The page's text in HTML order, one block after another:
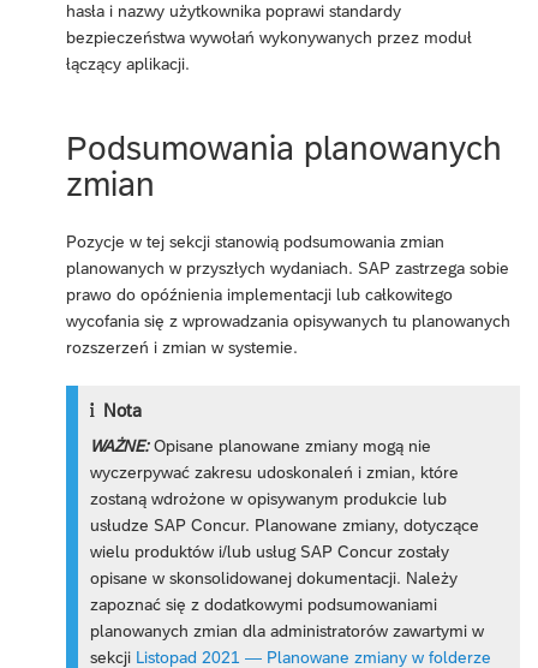
hasła i nazwy użytkownika poprawi standardy
bezpieczeństwa wywołań wykonywanych przez moduł
łączący aplikacji.
Podsumowania planowanych
zmian
Pozycje w tej sekcji stanowią podsumowania zmian
planowanych w przyszłych wydaniach. SAP zastrzega sobie
prawo do opóźnienia implementacji lub całkowitego
wycofania się z wprowadzania opisywanych tu planowanych
rozszerzeń i zmian w systemie.
Nota
WAŻNE:Opisane planowane zmiany mogą nie
wyczerpywać zakresu udoskonaleń i zmian, które
zostaną wdrożone w opisywanym produkcie lub
usłudze SAP Concur. Planowane zmiany, dotyczące
wielu produktów i/lub usług SAP Concur zostały
opisane w skonsolidowanej dokumentacji. Należy
zapoznać się z dodatkowymi podsumowaniami
planowanych zmian dla administratorów zawartymi w
sekcji Listopad 2021 — Planowane zmiany w folderze